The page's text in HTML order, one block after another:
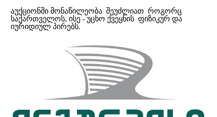
აუქციონში მონაწილეობა შეუძლიათ როგორც
საქართველოს, ისე - უცხო ქვეყნის ფიზიკურ და
იურიდიულ პირებს.